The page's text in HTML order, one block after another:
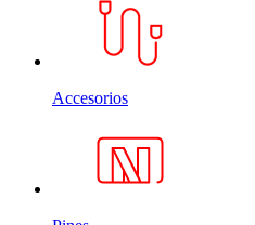
Accesorios